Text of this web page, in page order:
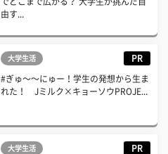
由す...
大学生活 PR
#ぎゅ〜〜にゅー！学生の発想から生ま
れた！ Jミルク×キョーソウPROJE...
大学生活 PR